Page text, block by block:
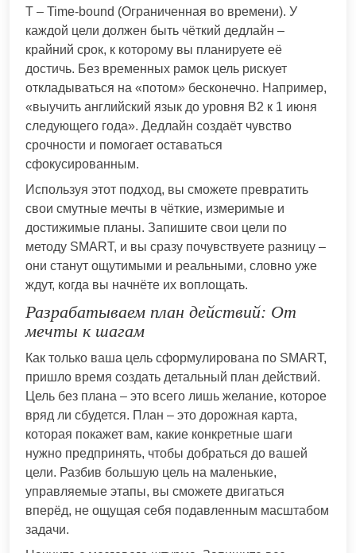
T – Time-bound (Ограниченная во времени). У
каждой цели должен быть чёткий дедлайн –
крайний срок, к которому вы планируете её
достичь. Без временных рамок цель рискует
откладываться на «потом» бесконечно. Например,
«выучить английский язык до уровня B2 к 1 июня
следующего года». Дедлайн создаёт чувство
срочности и помогает оставаться
сфокусированным.
Используя этот подход, вы сможете превратить
свои смутные мечты в чёткие, измеримые и
достижимые планы. Запишите свои цели по
методу SMART, и вы сразу почувствуете разницу –
они станут ощутимыми и реальными, словно уже
ждут, когда вы начнёте их воплощать.
Разрабатываем план действий: От
мечты к шагам
Как только ваша цель сформулирована по SMART,
пришло время создать детальный план действий.
Цель без плана – это всего лишь желание, которое
вряд ли сбудется. План – это дорожная карта,
которая покажет вам, какие конкретные шаги
нужно предпринять, чтобы добраться до вашей
цели. Разбив большую цель на маленькие,
управляемые этапы, вы сможете двигаться
вперёд, не ощущая себя подавленным масштабом
задачи.